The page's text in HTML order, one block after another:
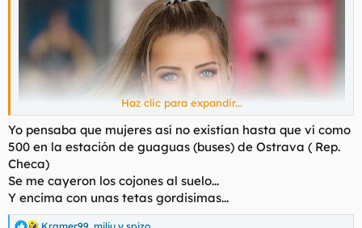
Haz clic para expandir...
Yo pensaba que mujeres así no existían hasta que ví como
500 en la estación de guaguas (buses) de Ostrava ( Rep.
Checa)
Se me cayeron los cojones al suelo...
Y encima con unas tetas gordisimas...